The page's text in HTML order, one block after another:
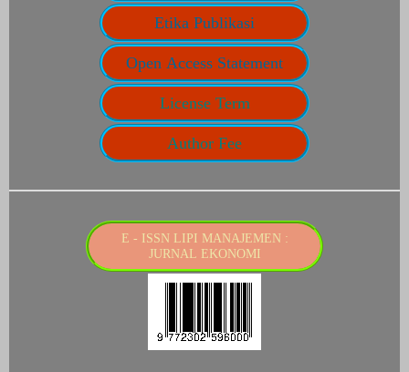
Etika Publikasi
Open Access Statement
License Term
Author Fee
E - ISSN LIPI MANAJEMEN :
JURNAL EKONOMI